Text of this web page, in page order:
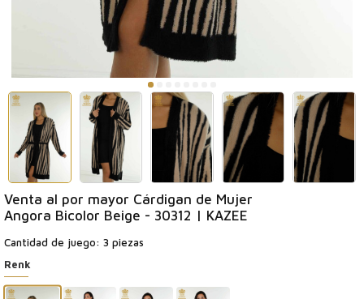
Venta al por mayor Cárdigan de Mujer
Angora Bicolor Beige - 30312 | KAZEE
Cantidad de juego: 3 piezas
Renk